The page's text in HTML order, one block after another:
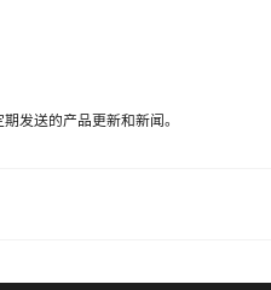
发送的产品更新和新闻。